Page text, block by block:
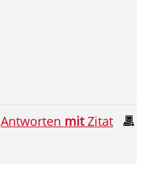
Antworten mitZitat